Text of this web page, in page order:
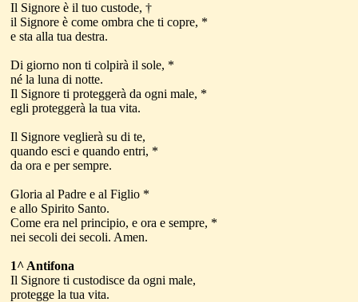
Il Signore è il tuo custode, †
il Signore è come ombra che ti copre, *
e sta alla tua destra.
Di giorno non ti colpirà il sole, *
né la luna di notte.
Il Signore ti proteggerà da ogni male, *
egli proteggerà la tua vita.
Il Signore veglierà su di te,
quando esci e quando entri, *
da ora e per sempre.
Gloria al Padre e al Figlio *
e allo Spirito Santo.
Come era nel principio, e ora e sempre, *
nei secoli dei secoli. Amen.
1^ Antifona
Il Signore ti custodisce da ogni male,
protegge la tua vita.